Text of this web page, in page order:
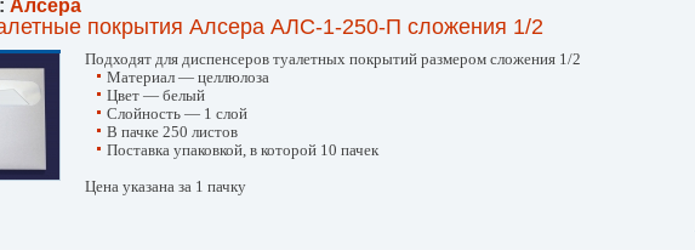
Алсера
покрытия Алсера АЛС-1-250-П сложения 1/2
Подходят для диспенсеров туалетных покрытий размером сложения 1/2
Материал — целлюлоза
Цвет — белый
Слойность — 1 слой
В пачке 250 листов
Поставка упаковкой, в которой 10 пачек
Цена указана за 1 пачку